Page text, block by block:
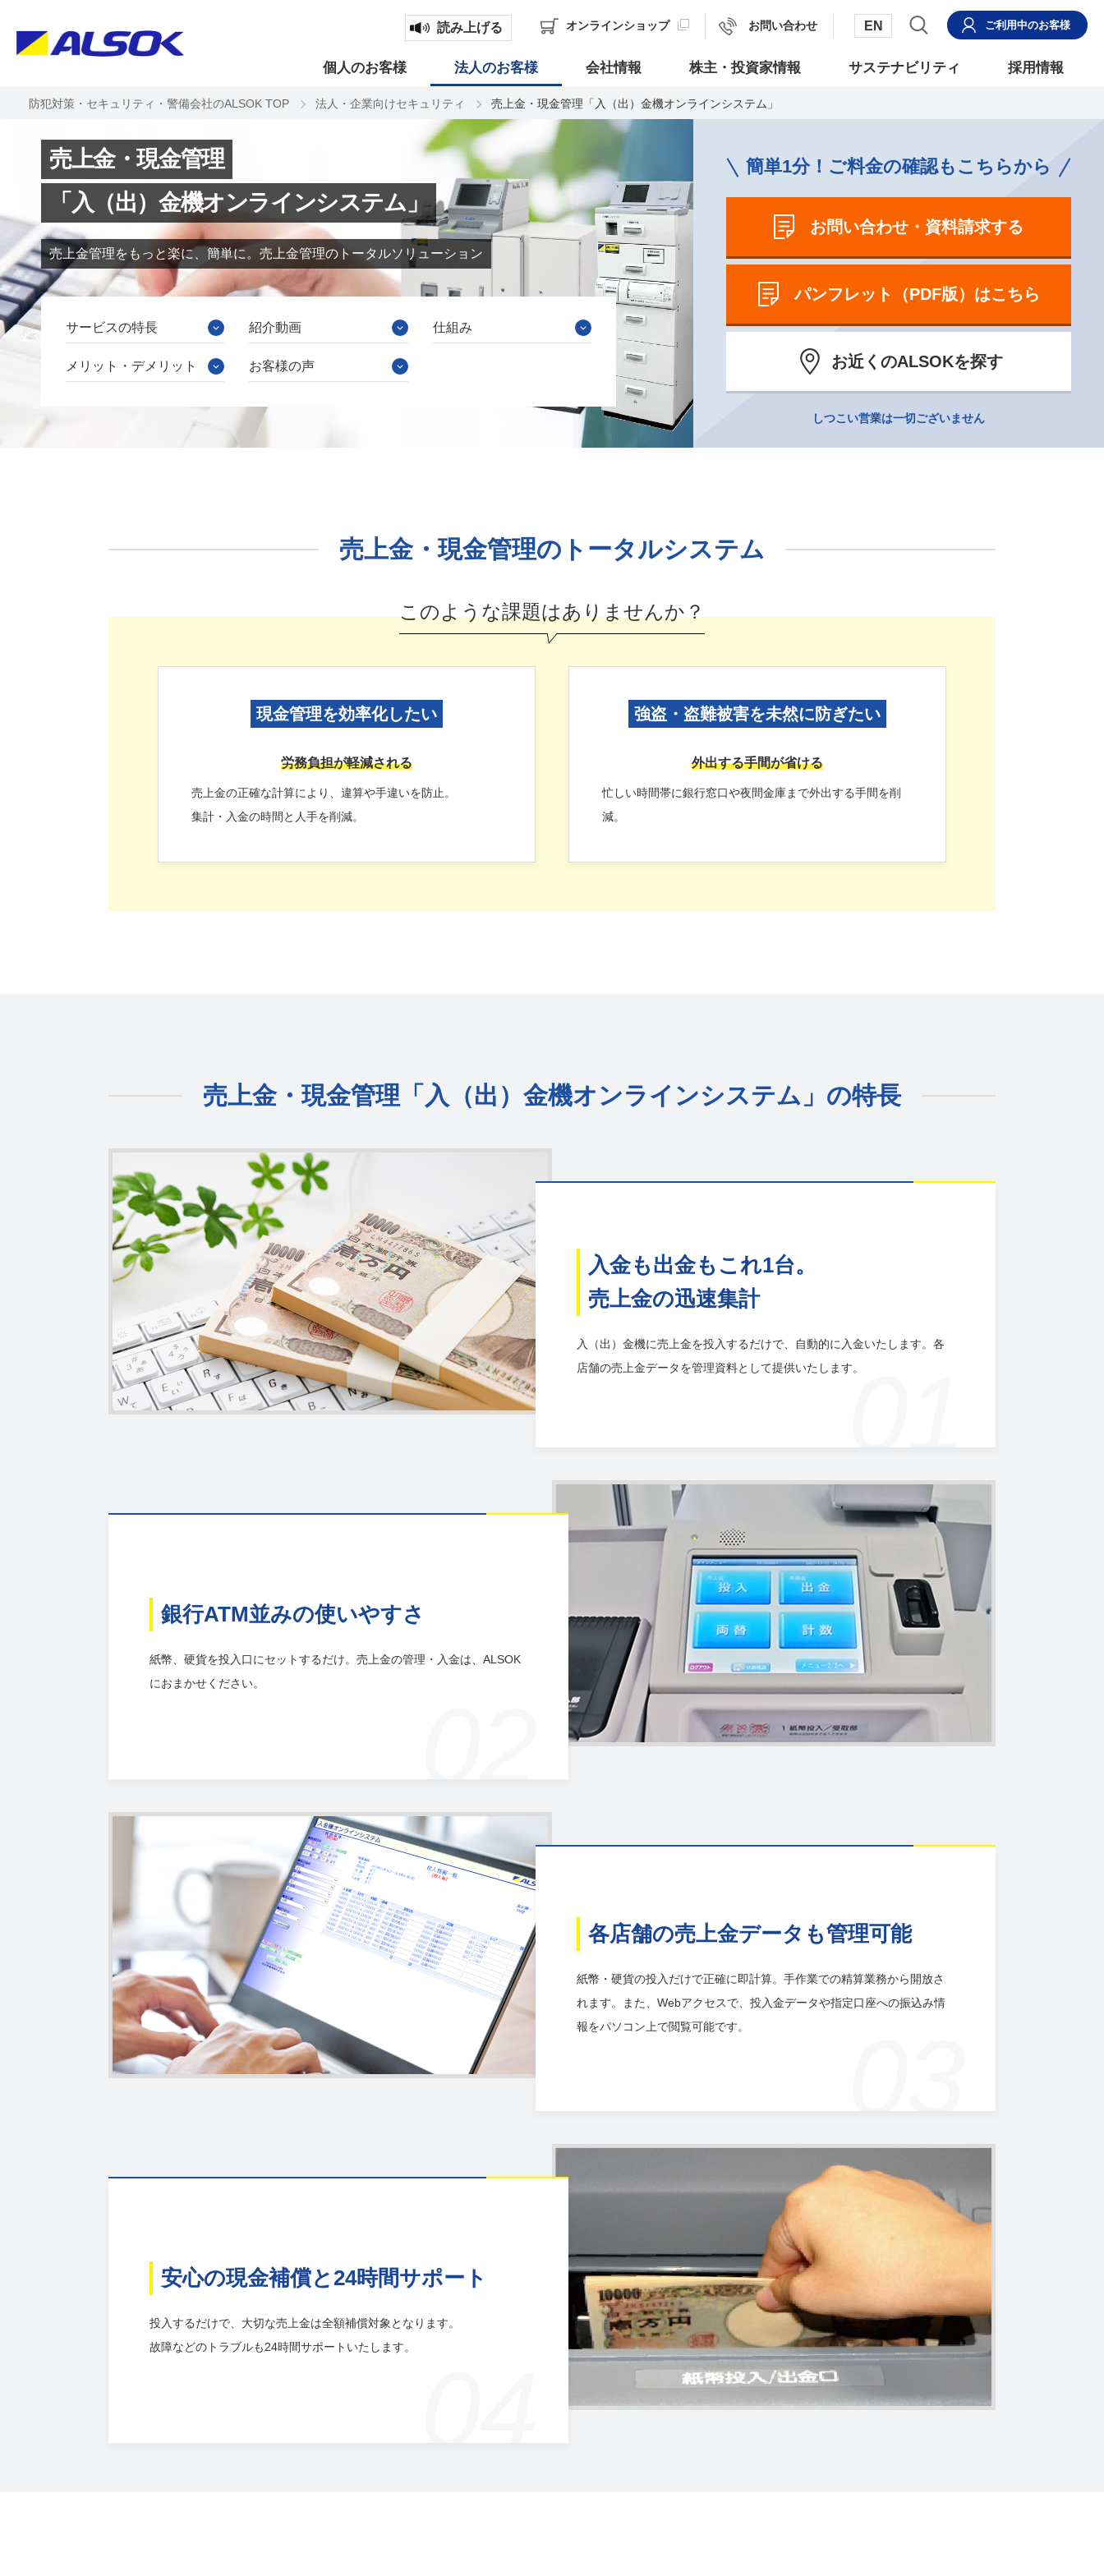
読み上げる オンラインショップ お問い合わせ EN ご利用中のお客様
個人のお客様 法人のお客様 会社情報 株主・投資家情報 サステナビリティ 採用情報
防犯対策・セキュリティ・警備会社のALSOK TOP 法人・企業向けセキュリティ 売上金・現金管理「入（出）金機オンラインシステム」
売上金・現金管理
「入（出）金機オンラインシステム」
売上金管理をもっと楽に、簡単に。売上金管理のトータルソリューション
サービスの特長 紹介動画 仕組み
メリット・デメリット お客様の声
簡単1分！ご料金の確認もこちらから
お問い合わせ・資料請求する
パンフレット（PDF版）はこちら
お近くのALSOKを探す
しつこい営業は一切ございません
売上金・現金管理の トータルシステム
このような課題はありませんか？
現金管理を効率化したい
労務負担が軽減される
売上金の正確な計算により、違算や手違いを防止。
集計・入金の時間と人手を削減。
強盗・盗難被害を未然に防ぎたい
外出する手間が省ける
忙しい時間帯に銀行窓口や夜間金庫まで外出する手間を削
減。
売上金・現金管理「入（出）金機オンラインシステム」の特長
01
入金も出金もこれ1台。
売上金の迅速集計
入（出）金機に売上金を投入するだけで、自動的に入金いたします。各
店舗の売上金データを管理資料として提供いたします。
銀行ATM並みの使いやすさ
紙幣、硬貨を投入口にセットするだけ。売上金の管理・入金は、ALSOK
におまかせください。
各店舗の売上金データも管理可能
紙幣・硬貨の投入だけで正確に即計算。手作業での精算業務から開放さ
れます。また、Webアクセスで、投入金データや指定口座への振込み情
報をパソコン上で閲覧可能です。
安心の現金補償と24時間サポート
投入するだけで、大切な売上金は全額補償対象となります。
故障などのトラブルも24時間サポートいたします。